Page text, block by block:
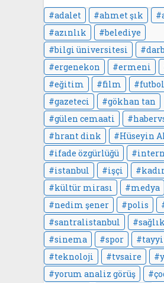
adalet ahmet şık
azınlık
belediye
bilgi üniversitesi
ergenekon
ermeni
eğitim
film
futbol
gazeteci
gökhan tan
gülen cemaati
hrant dink
Hüseyin
ifade özgürlüğü
istanbul
işçi
kültür mirası
medya
nedim şener
polis
santralistanbul
sağlık
sinema
spor
teknoloji
tvsaire
yorum analiz görüş